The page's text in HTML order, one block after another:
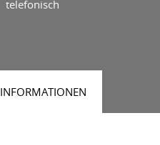
telefonisch
INFORMATIONEN